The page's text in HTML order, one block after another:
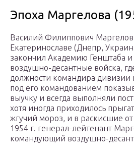
Эпоха Маргелова
Василий Филиппович Маргелов
Екатеринославе (Днепр,
закончил Академию Генштаба
воздушно-десантные войска,
должности командира дивизии
под его командованием
выучку и всегда выполняли
хотя иногда приходилось
жгучий мороз, и в раскисшие от
1954 г. генерал-лейтенант
командующий воздушно-